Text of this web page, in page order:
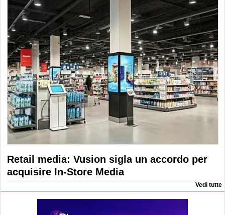
Retail media: Vusion sigla un accordo per
acquisire In-Store Media
Vedi tutte